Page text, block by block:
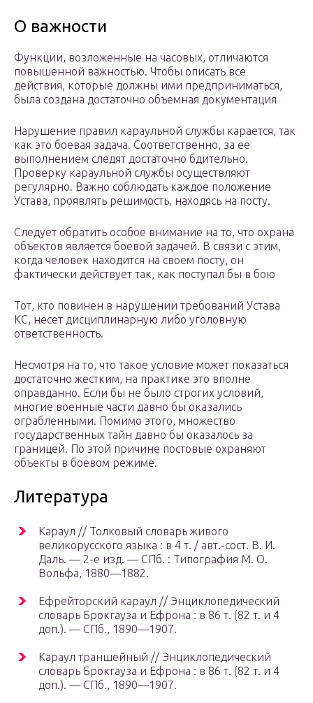
О важности
Функции, возложенные на часовых, отличаются
повышенной важностью. Чтобы описать все
действия, которые должны ими предприниматься,
была создана достаточно объемная документация
Нарушение правил караульной службы карается, так
как это боевая задача. Соответственно, за ее
выполнением следят достаточно бдительно.
Проверку караульной службы осуществляют
регулярно. Важно соблюдать каждое положение
Устава, проявлять решимость, находясь на посту.
Следует обратить особое внимание на то, что охрана
объектов является боевой задачей. В связи с этим,
когда человек находится на своем посту, он
фактически действует так, как поступал бы в бою
Тот, кто повинен в нарушении требований Устава
КС, несет дисциплинарную либо уголовную
ответственность.
Несмотря на то, что такое условие может показаться
достаточно жестким, на практике это вполне
оправданно. Если бы не было строгих условий,
многие военные части давно бы оказались
ограбленными. Помимо этого, множество
государственных тайн давно бы оказалось за
границей. По этой причине постовые охраняют
объекты в боевом режиме.
Литература
Караул // Толковый словарь живого
великорусского языка : в 4 т. / авт.-сост. В. И.
Даль. — 2-е изд. — СПб. : Типография М. О.
Вольфа, 1880—1882.
Ефрейторский караул // Энциклопедический
словарь Брокгауза и Ефрона : в 86 т. (82 т. и 4
доп.). — СПб., 1890—1907.
Караул траншейный // Энциклопедический
словарь Брокгауза и Ефрона : в 86 т. (82 т. и 4
доп.). — СПб., 1890—1907.